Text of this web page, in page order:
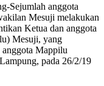
Sejumlah anggota
Mesuji melakukan
Ketua dan anggota
Mesuji, yang
anggota Mappilu
pada 26/2/19